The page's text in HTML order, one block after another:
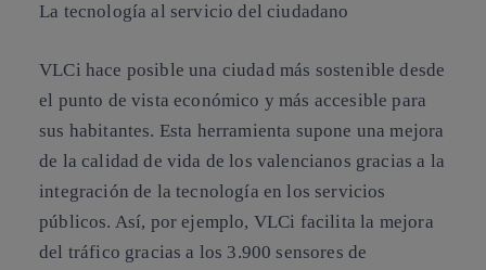
La tecnología al servicio del ciudadano
VLCi hace posible una ciudad más sostenible desde
el punto de vista económico y más accesible para
sus habitantes. Esta herramienta supone una mejora
de la calidad de vida de los valencianos gracias a la
integración de la tecnología en los servicios
públicos. Así, por ejemplo, VLCi facilitala mejora
del tráfico gracias a los 3.900 sensores de